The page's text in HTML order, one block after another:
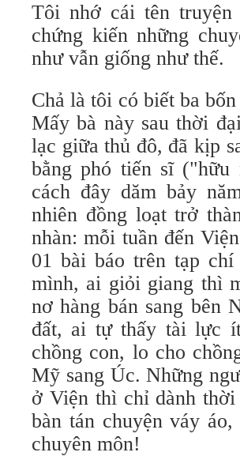
Tôi nhớ cái tên
chứng kiến những
như vẫn giống như thế.
Chả là tôi có biết ba
Mấy bà này sau thời
lạc giữa thủ đô, đã kịp
bằng phó tiến sĩ ("hữu
cách đây dăm bảy
nhiên đồng loạt trở
nhàn: mỗi tuần đến
01 bài báo trên tạp
mình, ai giỏi giang thì
nơ hàng bán sang bên
đất, ai tự thấy tài lực
chồng con, lo cho
Mỹ sang Úc. Những
ở Viện thì chỉ dành
bàn tán chuyện váy
chuyên môn!